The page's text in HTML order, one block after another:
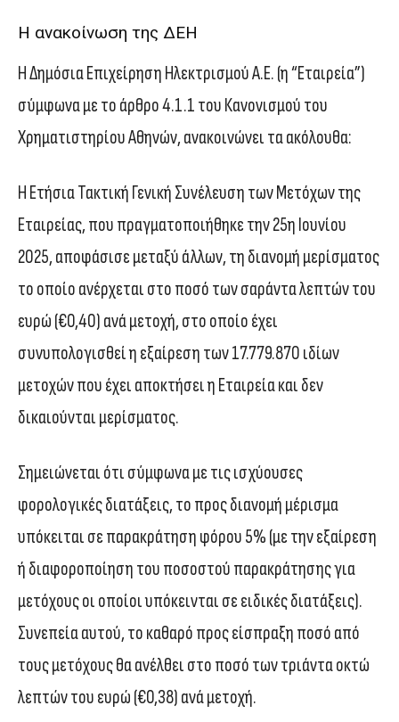
Η ανακοίνωση της ΔΕΗ
Η Δημόσια Επιχείρηση Ηλεκτρισμού Α.Ε. (η “Εταιρεία”)
σύμφωνα με το άρθρο 4.1.1 του Κανονισμού του
Χρηματιστηρίου Αθηνών, ανακοινώνει τα ακόλουθα:
Η Ετήσια Τακτική Γενική Συνέλευση των Μετόχων της
Εταιρείας, που πραγματοποιήθηκε την 25η Ιουνίου
2025, αποφάσισε μεταξύ άλλων, τη διανομή μερίσματος
το οποίο ανέρχεται στο ποσό των σαράντα λεπτών του
ευρώ (€0,40) ανά μετοχή, στο οποίο έχει
συνυπολογισθεί η εξαίρεση των 17.779.870 ιδίων
μετοχών που έχει αποκτήσει η Εταιρεία και δεν
δικαιούνται μερίσματος.
Σημειώνεται ότι σύμφωνα με τις ισχύουσες
φορολογικές διατάξεις, το προς διανομή μέρισμα
υπόκειται σε παρακράτηση φόρου 5% (με την εξαίρεση
ή διαφοροποίηση του ποσοστού παρακράτησης για
μετόχους οι οποίοι υπόκεινται σε ειδικές διατάξεις).
Συνεπεία αυτού, το καθαρό προς είσπραξη ποσό από
τους μετόχους θα ανέλθει στο ποσό των τριάντα οκτώ
λεπτών του ευρώ (€0,38) ανά μετοχή.